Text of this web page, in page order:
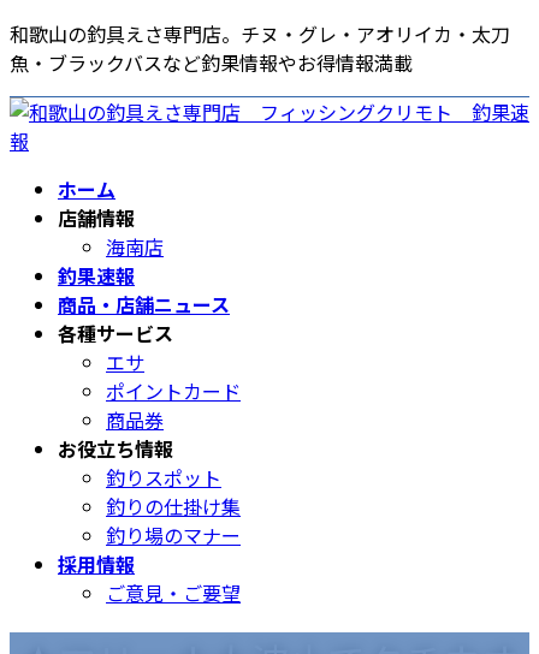
コ
ン
テ
ン
ツ
ナ
ビ
ゲ
ー
シ
和歌山の釣具えさ専門店。チヌ・グレ・アオリイカ・太刀
魚・ブラックバスなど釣果情報やお得情報満載
ホーム
店舗情報
海南店
釣果速報
商品・店舗ニュース
各種サービス
エサ
ポイントカード
商品券
お役立ち情報
釣りスポット
釣りの仕掛け集
釣り場のマナー
採用情報
ご意見・ご要望